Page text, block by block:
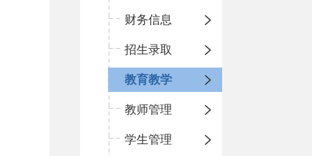
财务信息
招生录取
教育教学
教师管理
学生管理